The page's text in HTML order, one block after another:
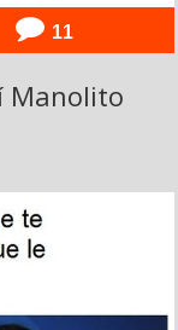
11
Manolito